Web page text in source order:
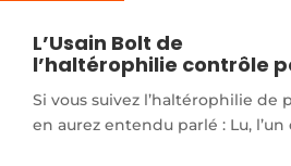
L’Usain Bolt de
l’haltérophilie contrôle
Si vous suivez l’haltérophilie de
en aurez entendu parlé : Lu, l’un